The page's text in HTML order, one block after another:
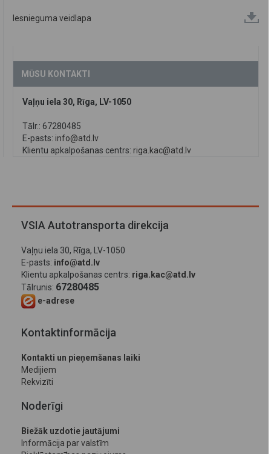
Iesnieguma veidlapa
MŪSU KONTAKTI
Vaļņu iela 30, Rīga, LV-1050
Tālr.: 67280485
E-pasts: info@atd.lv
Klientu apkalpošanas centrs: riga.kac@atd.lv
VSIA Autotransporta direkcija
Vaļņu iela 30, Rīga, LV-1050
E-pasts: info@atd.lv
Klientu apkalpošanas centrs: riga.kac@atd.lv
Tālrunis: 67280485
e-adrese
Kontaktinformācija
Kontakti un pieņemšanas laiki
Medijiem
Rekvizīti
Noderīgi
Biežāk uzdotie jautājumi
Informācija par valstīm